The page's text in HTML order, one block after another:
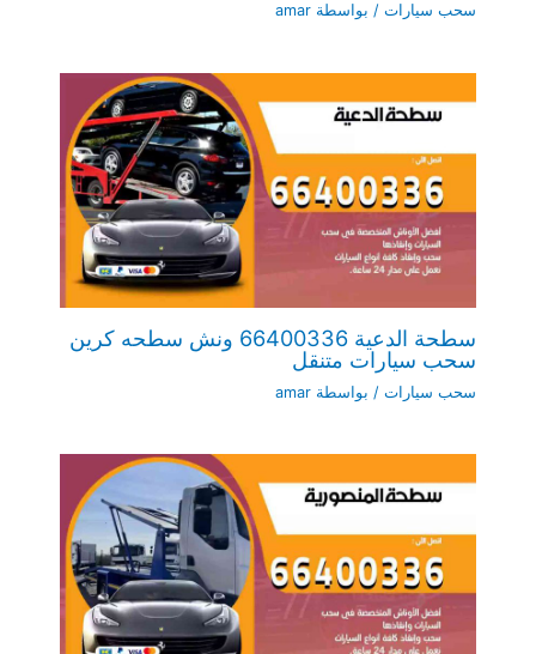
سحب سيارات/ بواسطة amar
سطحة الدعية 66400336 ونش سطحه كرين
سحب سيارات متنقل
سحب سيارات/ بواسطة amar